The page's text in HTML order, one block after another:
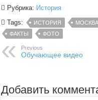
Рубрика: История
Tags:
ИСТОРИЯ
МОСКВА
ФАКТЫ
ФОТО
Previous
Обучающее видео
Добавить